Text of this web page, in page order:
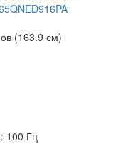
(163.9 см)
100 Гц